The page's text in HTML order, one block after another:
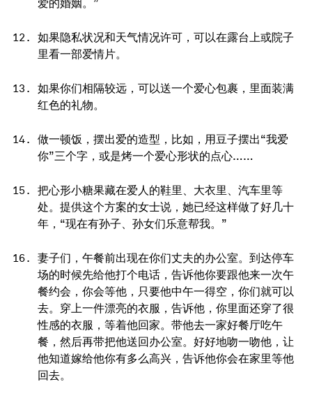
爱的婚姻。”
如果隐私状况和天气情况许可，可以在露台上或院子
里看一部爱情片。
如果你们相隔较远，可以送一个爱心包裹，里面装满
红色的礼物。
做一顿饭，摆出爱的造型，比如，用豆子摆出“我爱
你”三个字，或是烤一个爱心形状的点心……
把心形小糖果藏在爱人的鞋里、大衣里、汽车里等
处。提供这个方案的女士说，她已经这样做了好几十
年，“现在有孙子、孙女们乐意帮我。”
妻子们，午餐前出现在你们丈夫的办公室。到达停车
场的时候先给他打个电话，告诉他你要跟他来一次午
餐约会，你会等他，只要他中午一得空，你们就可以
去。穿上一件漂亮的衣服，告诉他，你里面还穿了很
性感的衣服，等着他回家。带他去一家好餐厅吃午
餐，然后再带把他送回办公室。好好地吻一吻他，让
他知道嫁给他你有多么高兴，告诉他你会在家里等他
回去。